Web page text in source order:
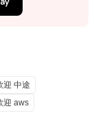
迎 中途
迎 aws